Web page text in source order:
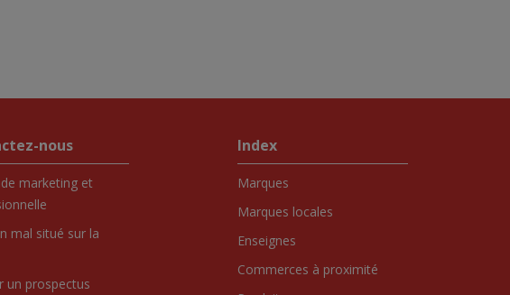
nous
marketing et
mal situé sur la
un prospectus
Index
Marques
Marques locales
Enseignes
Commerces à proximité